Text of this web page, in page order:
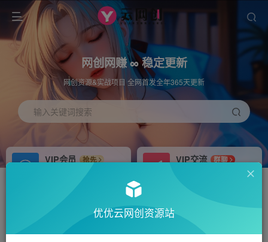
网创网赚 ∞ 稳定更新
网创资源&实战项目 全网首发全年365天更新
输入关键词搜索
VIP会员
抢先
免费下载全站资源
VIP交流
群聊
研究探讨更多创业项目路子。
站长V：hu91275
推荐
优优云网创资源站